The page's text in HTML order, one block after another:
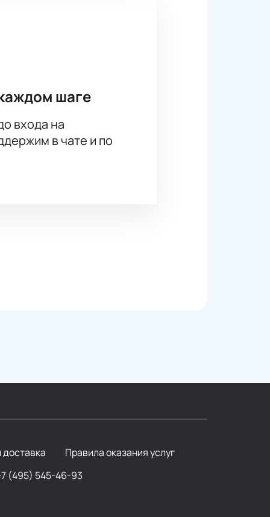
шаге
входа на
в чате и по
Правила оказания услуг
(495) 545-46-93